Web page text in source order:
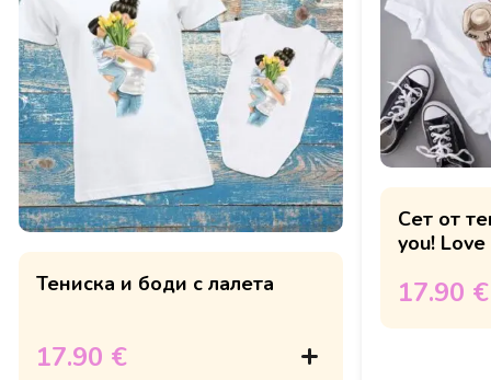
Тениска и боди с лалета
17.90 €
Сет от тениска и боди "Love
you!
17.90 €